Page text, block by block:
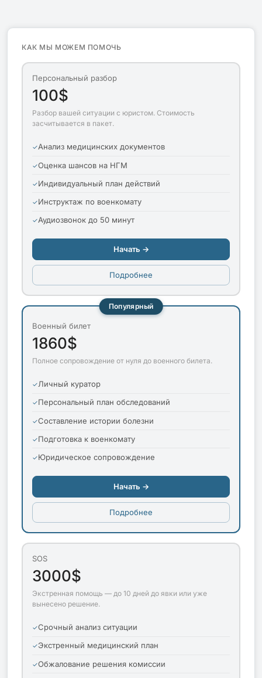
КАК МЫ МОЖЕМ ПОМОЧЬ
Персональный разбор
100$
Разбор вашей ситуации с юристом. Стоимость
засчитывается в пакет.
Анализ медицинских документов
Оценка шансов на НГМ
Индивидуальный план действий
Инструктаж по военкомату
Аудиозвонок до 50 минут
Начать →
Подробнее
Популярный
Военный билет
1860$
Полное сопровождение от нуля до военного билета.
Личный куратор
Персональный план обследований
Составление истории болезни
Подготовка к военкомату
Юридическое сопровождение
Начать →
Подробнее
SOS
3000$
Экстренная помощь — до 10 дней до явки или уже
вынесено решение.
Срочный анализ ситуации
Экстренный медицинский план
Обжалование решения комиссии